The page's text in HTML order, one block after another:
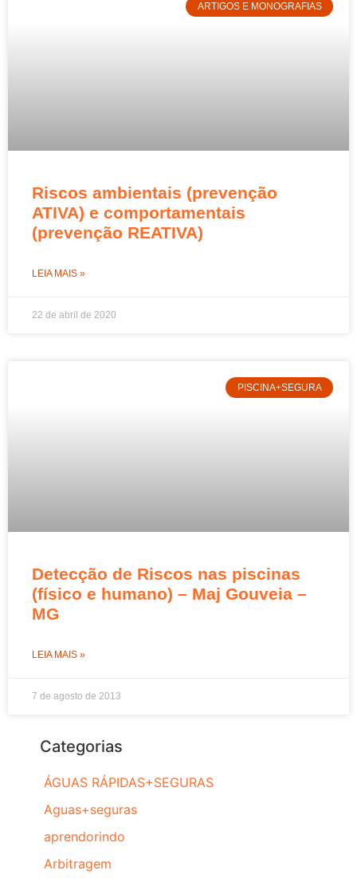
ARTIGOS E MONOGRAFIAS
Riscos ambientais (prevenção
ATIVA) e comportamentais
(prevenção REATIVA)
LEIA MAIS »
22 de abril de 2020
PISCINA+SEGURA
Detecção de Riscos nas piscinas
(físico e humano) – Maj Gouveia –
MG
LEIA MAIS »
7 de agosto de 2013
Categorias
ÁGUAS RÁPIDAS+SEGURAS
Aguas+seguras
aprendorindo
Arbitragem